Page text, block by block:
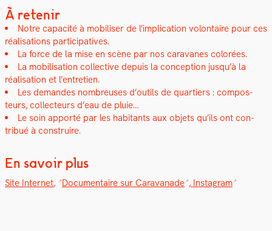
À retenir
Notre capac­ité à mobilis­er de l’implication volon­taire pour ces
réal­i­sa­tions par­tic­i­pa­tives.
La force de la mise en scène par nos car­a­vanes col­orées.
La mobil­i­sa­tion col­lec­tive depuis la con­cep­tion jusqu’à la
réal­i­sa­tion et l’entretien.
Les deman­des nom­breuses d’outils de quartiers : com­pos­
teurs, col­lecteurs d’eau de pluie…
Le soin apporté par les habi­tants aux objets qu’ils ont con­
tribué à con­stru­ire.
En savoir plus
Site Inter­net, Doc­u­men­taire sur Car­a­vanade , Insta­gram